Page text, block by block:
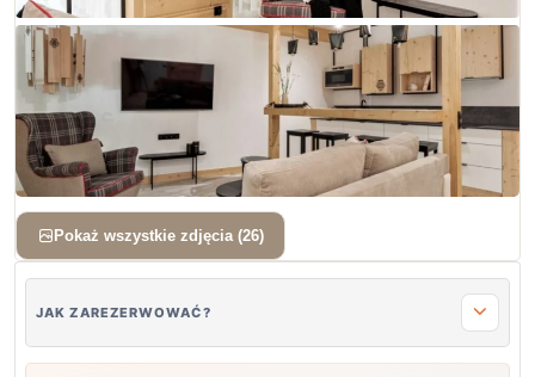
+ 23 zdjęć
Pokaż wszystkie zdjęcia (26)
JAK ZAREZERWOWAĆ?